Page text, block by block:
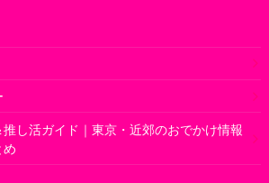
し活ガイド｜東京・近郊のおでかけ情報
め